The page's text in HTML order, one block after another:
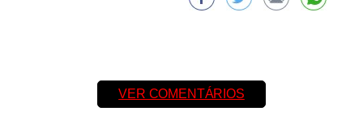
VER COMENTÁRIOS